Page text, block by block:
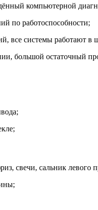
компьютерной
по работоспособности;
все системы работают
большой остаточный
свечи, сальник левого